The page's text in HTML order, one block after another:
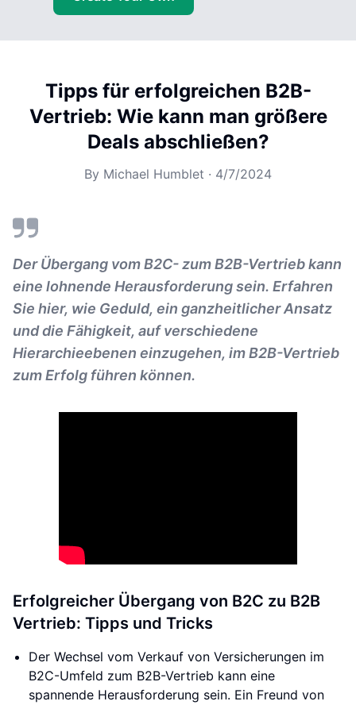
Tipps für erfolgreichen B2B-
Vertrieb: Wie kann man größere
Deals abschließen?
By Michael Humblet · 4/7/2024
Der Übergang vom B2C- zum B2B-Vertrieb kann
eine lohnende Herausforderung sein. Erfahren
Sie hier, wie Geduld, ein ganzheitlicher Ansatz
und die Fähigkeit, auf verschiedene
Hierarchieebenen einzugehen, im B2B-Vertrieb
zum Erfolg führen können.
Erfolgreicher Übergang von B2C zu B2B
Vertrieb: Tipps und Tricks
Der Wechsel vom Verkauf von Versicherungen im
B2C-Umfeld zum B2B-Vertrieb kann eine
spannende Herausforderung sein. Ein Freund von